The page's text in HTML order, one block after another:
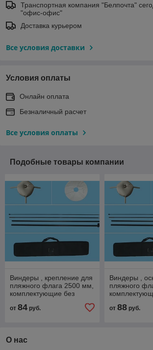
Транспортная компания "Белпочта"
"офис-офис"
Доставка курьером
Все условия доставки
Условия оплаты
Онлайн оплата
Безналичный расчет
Все условия оплаты
Подобные товары компании
Виндеры , крепление для
пляжного флага 2500 мм,
комплектующие без
от 84 руб.
Виндеры ,
пляжного
от 88руб.
О нас